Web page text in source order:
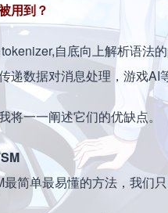
用到？
自底向上解析语法的
递数据对消息处理，游戏AI
一一阐述它们的优缺点。
简单最易懂的方法，我们